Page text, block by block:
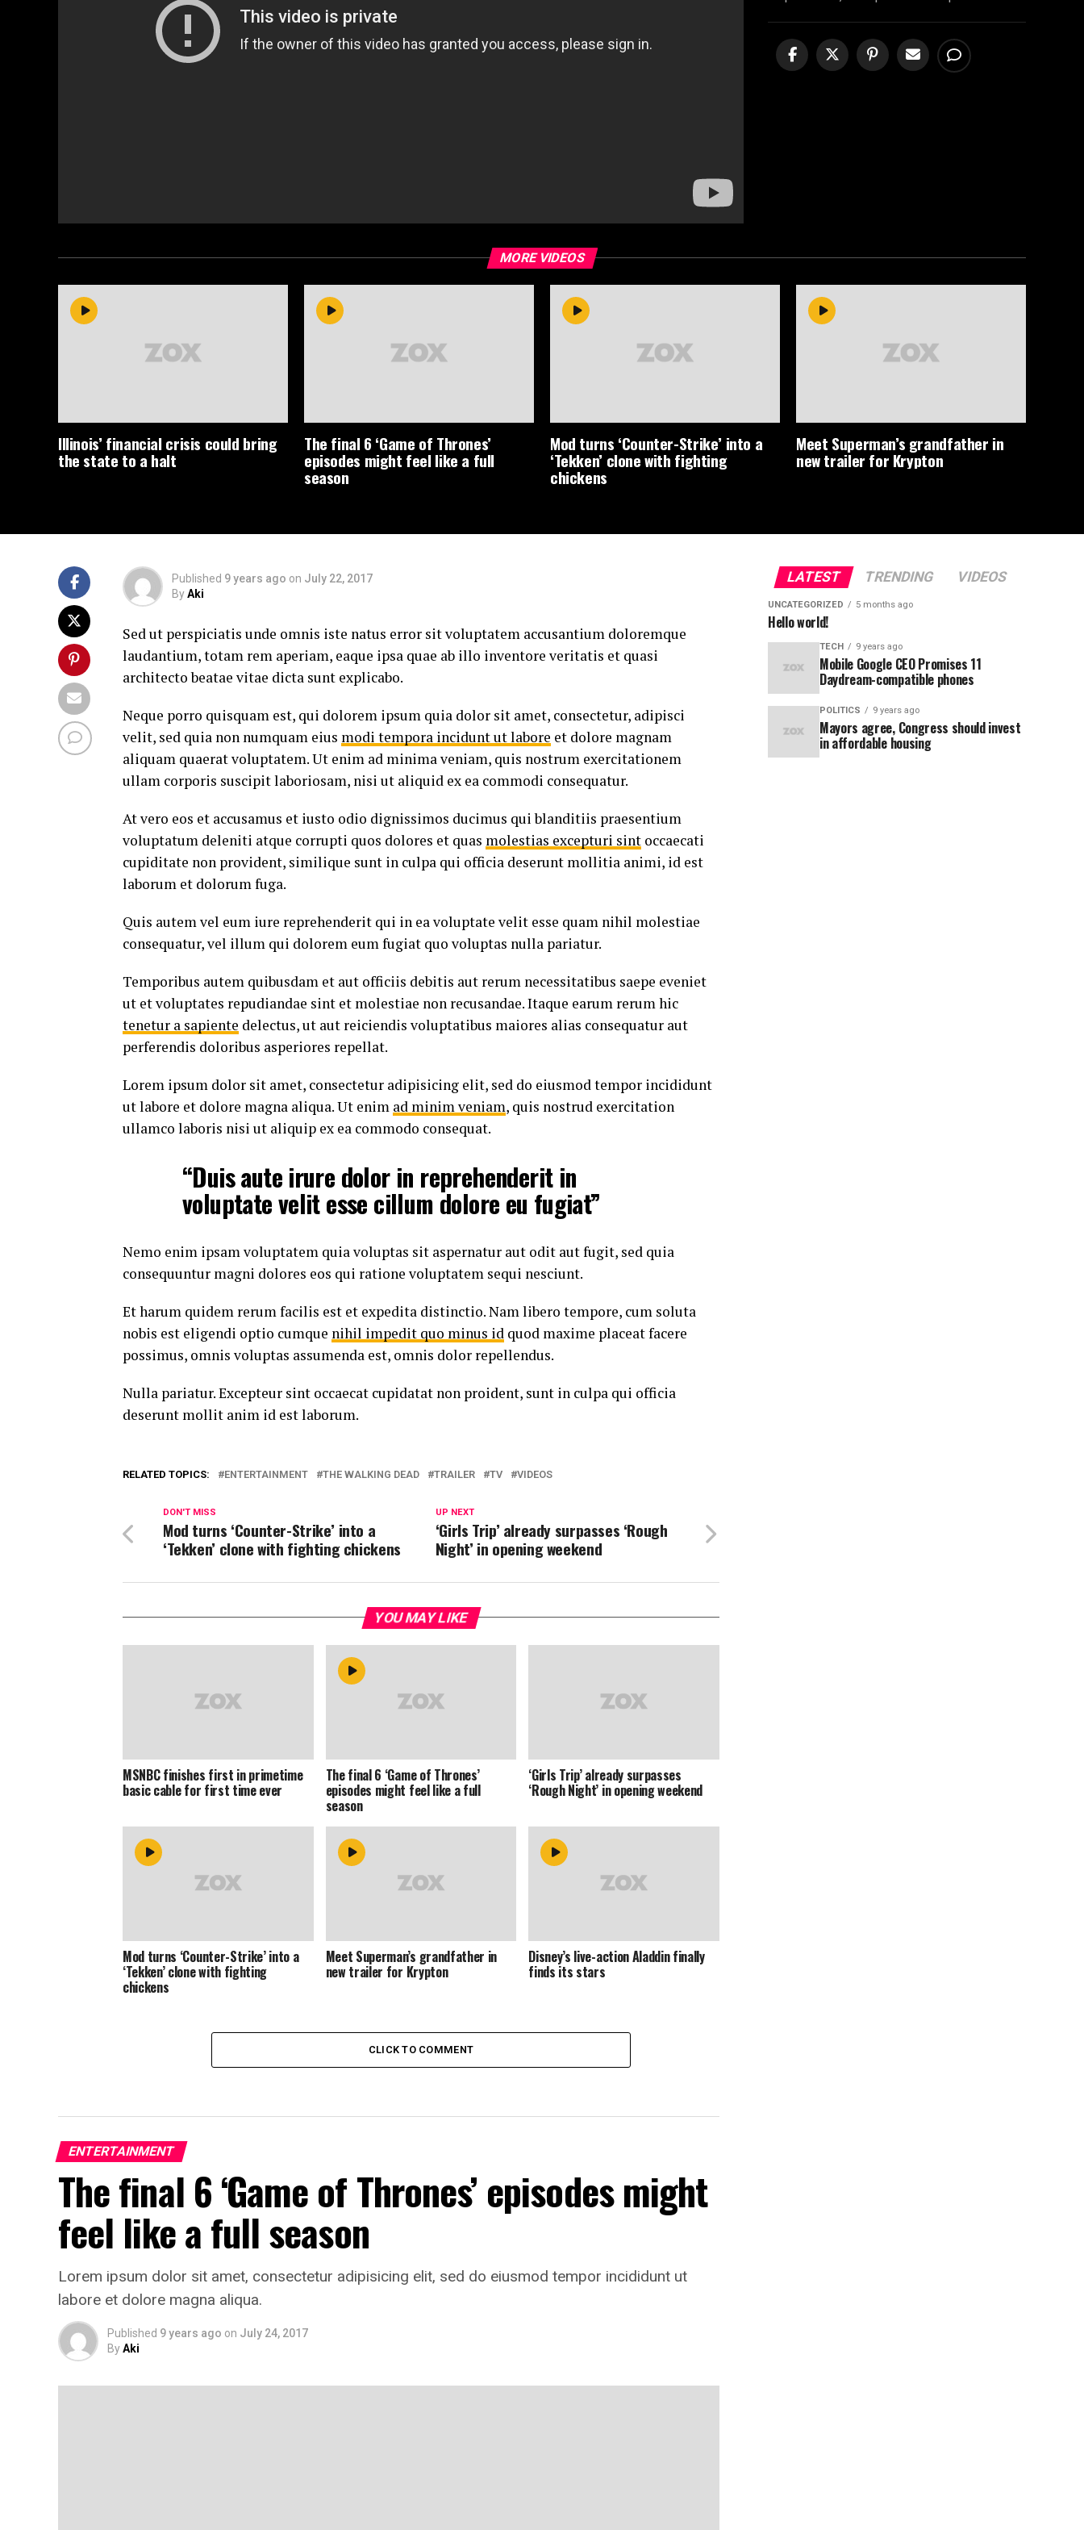
MORE VIDEOS
Illinois’ financial crisis could bring
the state to a halt
The final 6 ‘Game of Thrones’
episodes might feel like a full
season
Mod turns ‘Counter-Strike’ into a
‘Tekken’ clone with fighting
chickens
Meet Superman’s grandfather in
new trailer for Krypton
Published 9 years ago on July 22, 2017
ByAki
Sed ut perspiciatis unde omnis iste natus error sit voluptatem accusantium doloremque
laudantium, totam rem aperiam, eaque ipsa quae ab illo inventore veritatis et quasi
architecto beatae vitae dicta sunt explicabo.
Neque porro quisquam est, qui dolorem ipsum quia dolor sit amet, consectetur, adipisci
velit, sed quia non numquam eius modi tempora incidunt ut labore et dolore magnam
aliquam quaerat voluptatem. Ut enim ad minima veniam, quis nostrum exercitationem
ullam corporis suscipit laboriosam, nisi ut aliquid ex ea commodi consequatur.
At vero eos et accusamus et iusto odio dignissimos ducimus qui blanditiis praesentium
voluptatum deleniti atque corrupti quos dolores et quas molestias excepturi sint occaecati
cupiditate non provident, similique sunt in culpa qui officia deserunt mollitia animi, id est
laborum et dolorum fuga.
Quis autem vel eum iure reprehenderit qui in ea voluptate velit esse quam nihil molestiae
consequatur, vel illum qui dolorem eum fugiat quo voluptas nulla pariatur.
Temporibus autem quibusdam et aut officiis debitis aut rerum necessitatibus saepe eveniet
ut et voluptates repudiandae sint et molestiae non recusandae. Itaque earum rerum hic
tenetur a sapiente delectus, ut aut reiciendis voluptatibus maiores alias consequatur aut
perferendis doloribus asperiores repellat.
Lorem ipsum dolor sit amet, consectetur adipisicing elit, sed do eiusmod tempor incididunt
ut labore et dolore magna aliqua. Ut enim ad minim veniam, quis nostrud exercitation
ullamco laboris nisi ut aliquip ex ea commodo consequat.
“Duis aute irure dolor in reprehenderit in
voluptate velit esse cillum dolore eu fugiat”
Nemo enim ipsam voluptatem quia voluptas sit aspernatur aut odit aut fugit, sed quia
consequuntur magni dolores eos qui ratione voluptatem sequi nesciunt.
Et harum quidem rerum facilis est et expedita distinctio. Nam libero tempore, cum soluta
nobis est eligendi optio cumque nihil impedit quo minus id quod maxime placeat facere
possimus, omnis voluptas assumenda est, omnis dolor repellendus.
Nulla pariatur. Excepteur sint occaecat cupidatat non proident, sunt in culpa qui officia
deserunt mollit anim id est laborum.
RELATED TOPICS: ENTERTAINMENT THE WALKING DEAD TRAILER TV VIDEOS
UP NEXT
‘Girls Trip’ already surpasses ‘Rough
Night’ in opening weekend
DON'T MISS
Mod turns ‘Counter-Strike’ into a
‘Tekken’ clone with fighting chickens
YOU MAY LIKE
MSNBC finishes first in primetime
basic cable for first time ever
The final 6 ‘Game of Thrones’
episodes might feel like a full
season
‘Girls Trip’ already surpasses
‘Rough Night’ in opening weekend
Mod turns ‘Counter-Strike’ into a
‘Tekken’ clone with fighting
chickens
Meet Superman’s grandfather in
new trailer for Krypton
Disney’s live-action Aladdin finally
finds its stars
CLICK TO COMMENT
ENTERTAINMENT
The final 6 ‘Game of Thrones’ episodes might
feel like a full season
Lorem ipsum dolor sit amet, consectetur adipisicing elit, sed do eiusmod tempor incididunt ut
labore et dolore magna aliqua.
Published 9 years ago on July 24, 2017
ByAki
LATEST TRENDING VIDEOS
UNCATEGORIZED 5 months ago
Hello world!
TECH 9 years ago
Mobile Google CEO Promises 11
Daydream-compatible phones
POLITICS 9 years ago
Mayors agree, Congress should invest
in affordable housing